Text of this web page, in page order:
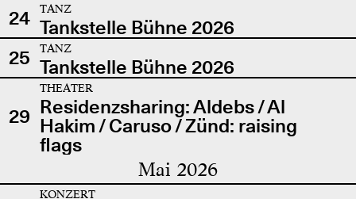
24
TANZ
Tankstelle Bühne 2026
25
TANZ
Tankstelle Bühne 2026
29
THEATER
Residenzsharing: Aldebs / Al
Hakim / Caruso / Zünd: raising
flags
Mai 2026
KONZERT